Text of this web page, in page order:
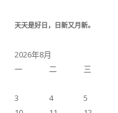
天天是好日，日新又月新。
2026年8月
一
二 三
3
4 5